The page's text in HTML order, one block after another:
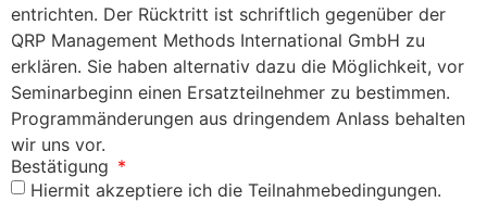
entrichten. Der Rücktritt ist schriftlich gegenüber der
QRP Management Methods International GmbH zu
erklären. Sie haben alternativ dazu die Möglichkeit, vor
Seminarbeginn einen Ersatzteilnehmer zu bestimmen.
Programmänderungen aus dringendem Anlass behalten
wir uns vor.
Bestätigung
Hiermit akzeptiere ich die Teilnahmebedingungen.